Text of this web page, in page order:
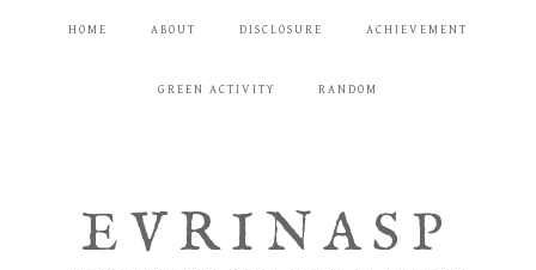
HOME ABOUT DISCLOSURE ACHIEVEMENT
GREEN ACTIVITY RANDOM
EVRINASP